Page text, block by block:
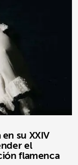
su XXIV
el
flamenca